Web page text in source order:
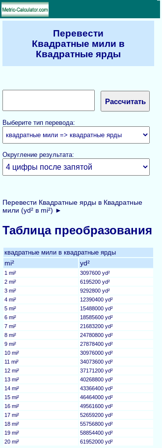
Перевести
Квадратные мили в
Квадратные ярды
Выберите тип перевода:
Округление результата:
Перевести Квадратные ярды в Квадратные
мили (yd² в mi²) ►
Таблица преобразования
квадратные мили в квадратные ярды
mi² yd²
1 mi²
3097600 yd²
2 mi²
6195200 yd²
3 mi²
9292800 yd²
4 mi²
12390400 yd²
5 mi²
15488000 yd²
6 mi²
18585600 yd²
7 mi²
21683200 yd²
8 mi²
24780800 yd²
9 mi²
27878400 yd²
10 mi²
30976000 yd²
11 mi²
34073600 yd²
12 mi²
37171200 yd²
13 mi²
40268800 yd²
14 mi²
43366400 yd²
15 mi²
46464000 yd²
16 mi²
49561600 yd²
17 mi²
52659200 yd²
18 mi²
55756800 yd²
19 mi²
58854400 yd²
20 mi²
61952000 yd²